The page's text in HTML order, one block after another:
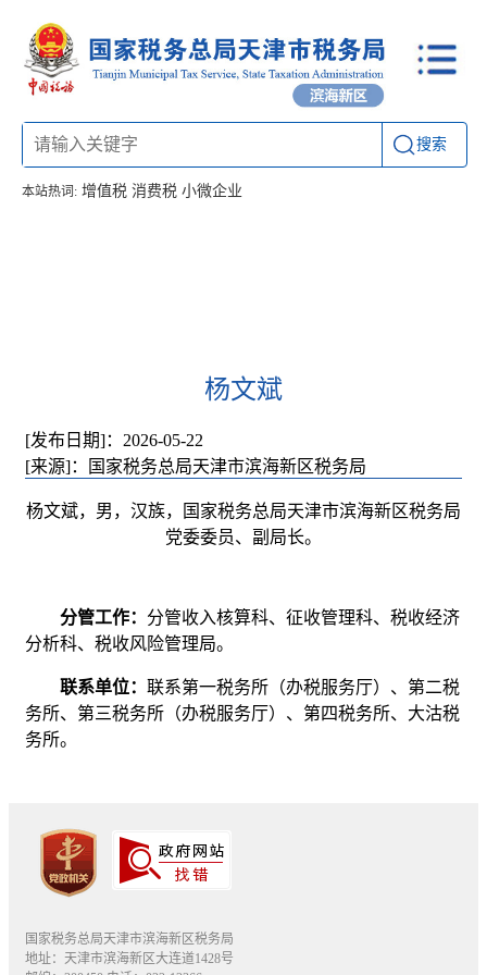
搜索
本站热词: 增值税 消费税 小微企业
杨文斌
[发布日期]：2026-05-22
[来源]：国家税务总局天津市滨海新区税务局
杨文斌，男，汉族，国家税务总局天津市滨海新区税务局
党委委员、副局长。
分管工作： 分管收入核算科、征收管理科、税收经济
分析科、税收风险管理局。
联系单位：联系第一税务所（办税服务厅）、第二税
务所、第三税务所（办税服务厅）、第四税务所、大沽税
务所。
国家税务总局天津市滨海新区税务局
地址：天津市滨海新区大连道1428号